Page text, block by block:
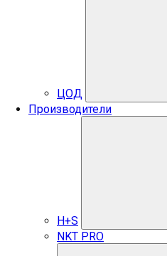
ЦОД
Производители
H+S
NKT PRO